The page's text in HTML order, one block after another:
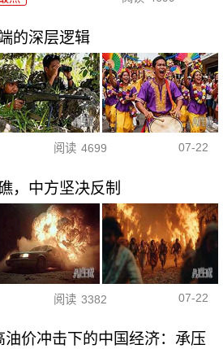
的深层逻辑
阅读 4699 07-22
，中方坚决反制
阅读 3382 07-22
油价冲击下的中国经济：承压